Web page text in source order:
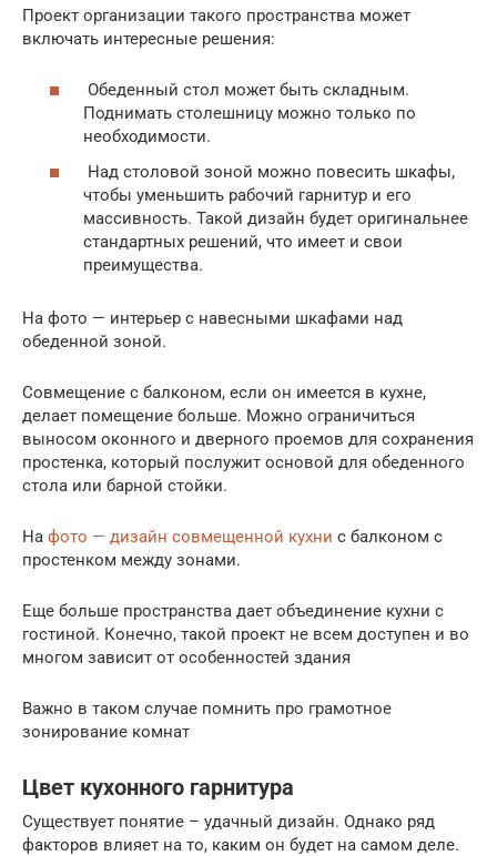
Проект организации такого пространства может
включать интересные решения:
Обеденный стол может быть складным.
Поднимать столешницу можно только по
необходимости.
Над столовой зоной можно повесить шкафы,
чтобы уменьшить рабочий гарнитур и его
массивность. Такой дизайн будет оригинальнее
стандартных решений, что имеет и свои
преимущества.
На фото — интерьер с навесными шкафами над
обеденной зоной.
Совмещение с балконом, если он имеется в кухне,
делает помещение больше. Можно ограничиться
выносом оконного и дверного проемов для сохранения
простенка, который послужит основой для обеденного
стола или барной стойки.
На фото — дизайн совмещенной кухни с балконом с
простенком между зонами.
Еще больше пространства дает объединение кухни с
гостиной. Конечно, такой проект не всем доступен и во
многом зависит от особенностей здания
Важно в таком случае помнить про грамотное
зонирование комнат
Цвет кухонного гарнитура
Существует понятие – удачный дизайн. Однако ряд
факторов влияет на то, каким он будет на самом деле.